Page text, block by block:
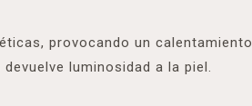
provocando un calentamiento
luminosidad a la piel.